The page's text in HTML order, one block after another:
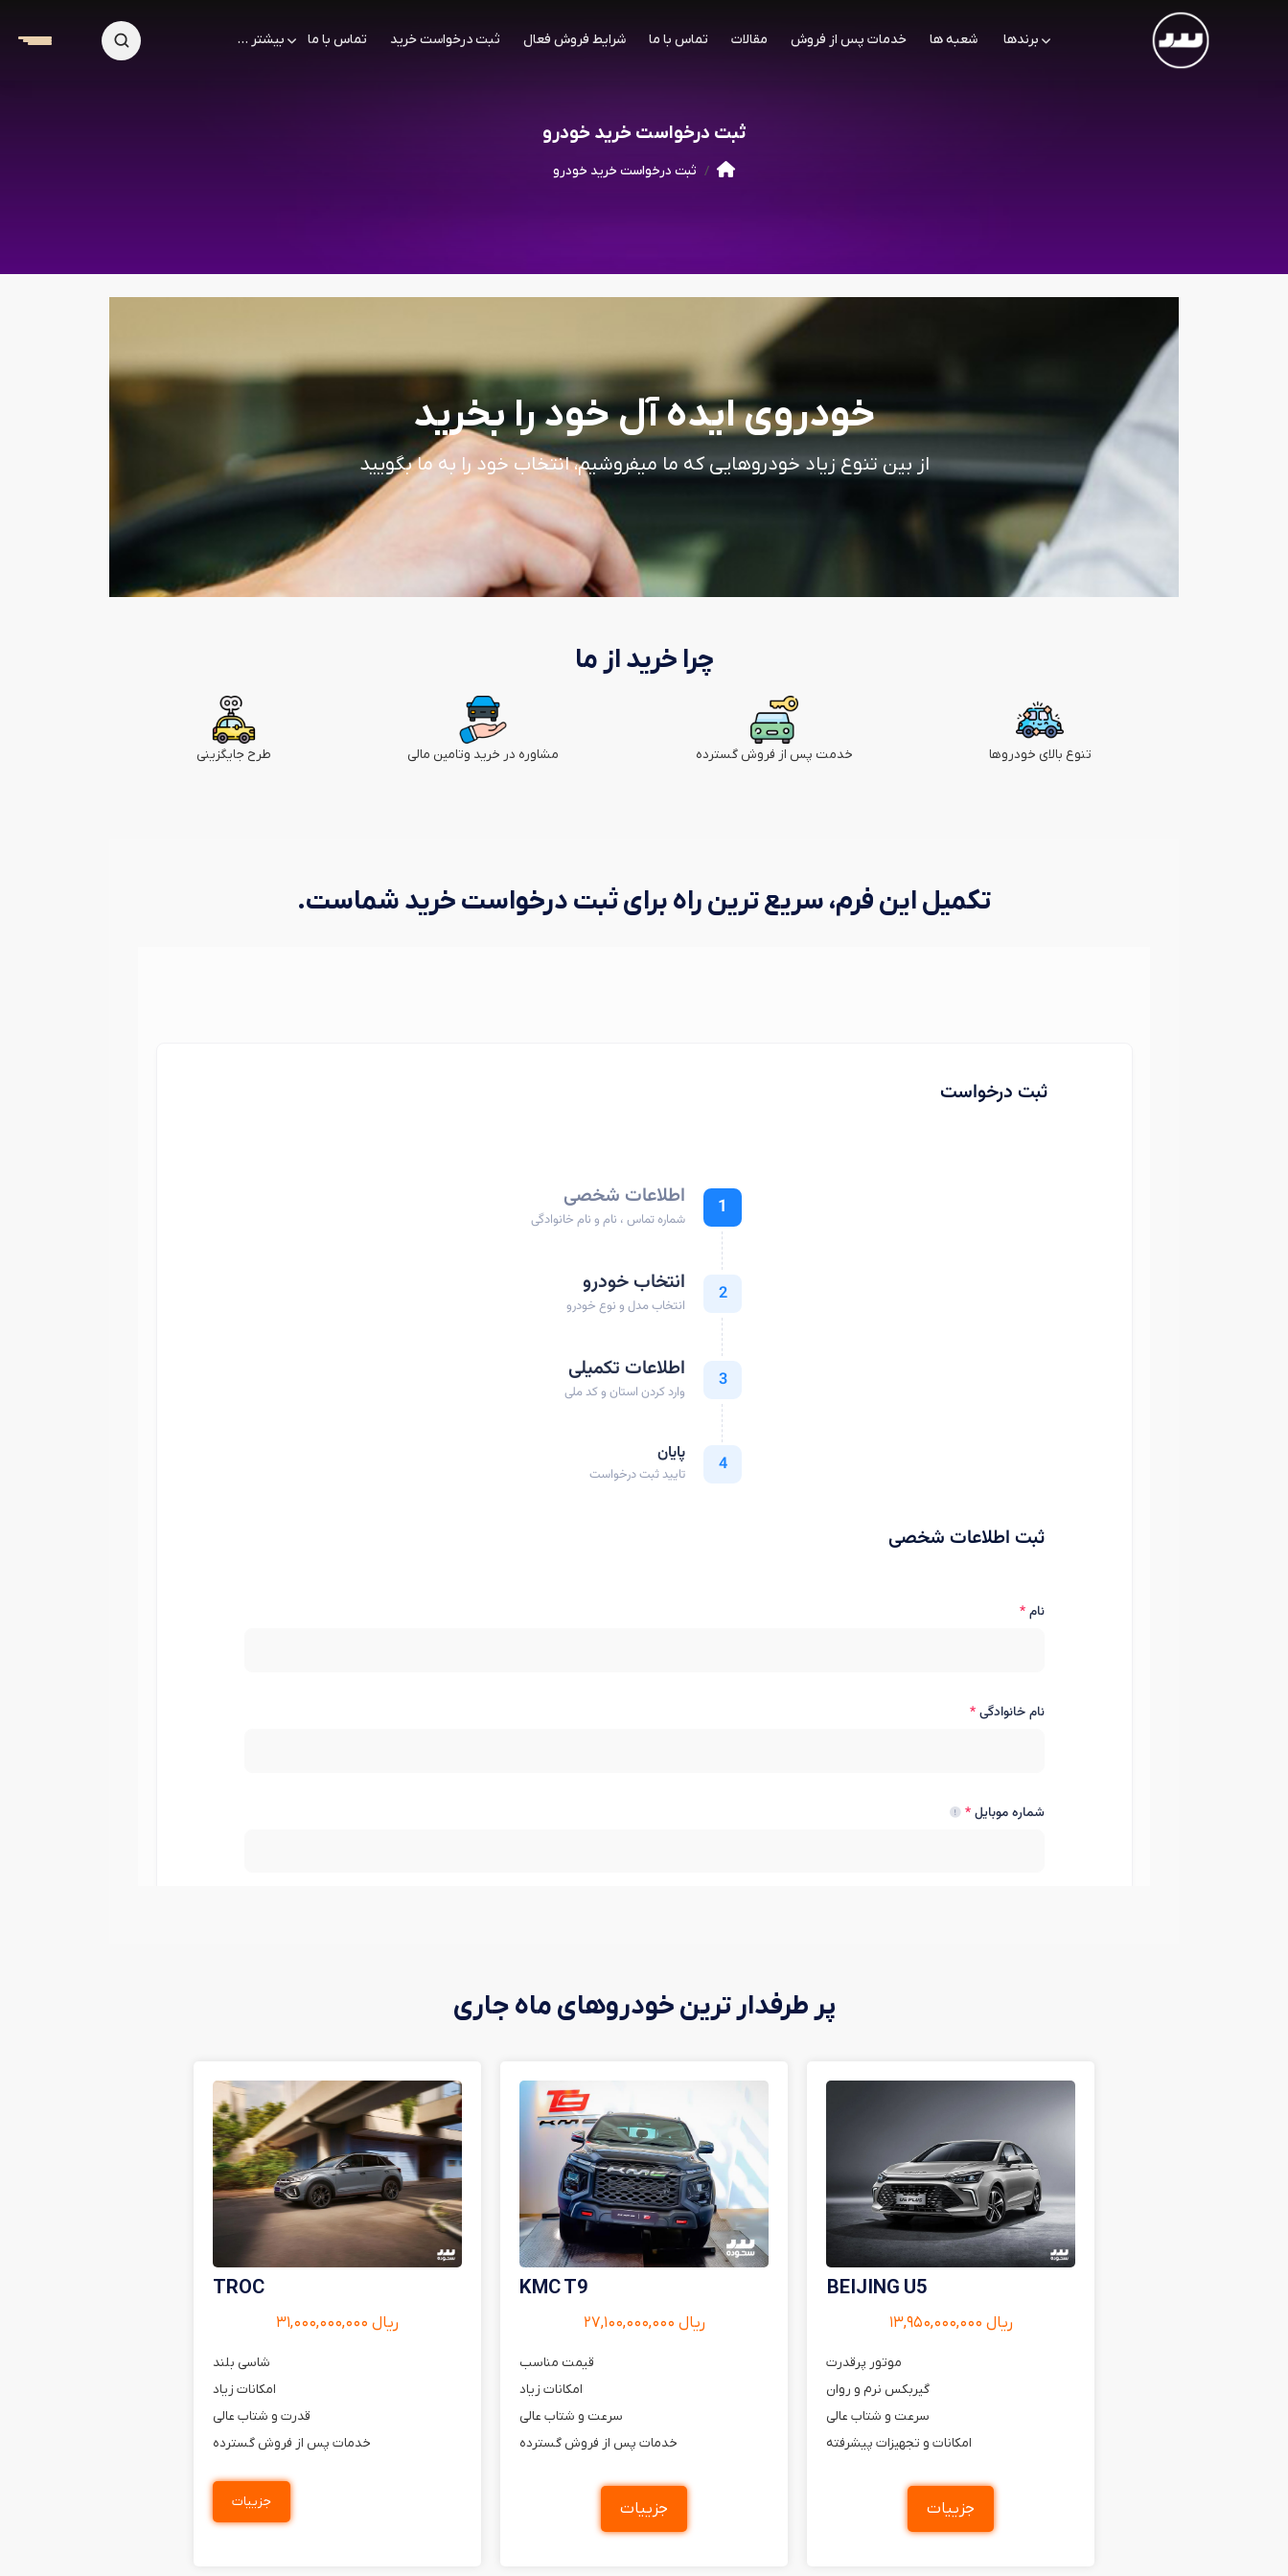
برندها شعبه ها خدمات پس از فروش مقالات تماس با ما شرایط فروش فعال ثبت درخواست خرید تماس با ما بیشتر ...
ثبت درخواست خرید خودرو
ثبت درخواست خرید خودرو
خودروی ایده آل خود را بخرید
از بین تنوع زیاد خودروهایی که ما میفروشیم، انتخاب خود را به ما بگویید
چرا خرید از ما
تنوع بالای خودروها خدمت پس از فروش گسترده مشاوره در خرید وتامین مالی طرح جایگزینی
تکمیل این فرم، سریع ترین راه برای ثبت درخواست خرید شماست.
پر طرفدار ترین خودروهای ماه جاری
BEIJING U5
ریال ۱۳,۹۵۰,۰۰۰,۰۰۰
موتور پرقدرت
گیربکس نرم و روان
سرعت و شتاب عالی
امکانات و تجهیزات پیشرفته
جزییات
KMC T9
ریال ۲۷,۱۰۰,۰۰۰,۰۰۰
قیمت مناسب
امکانات زیاد
سرعت و شتاب عالی
خدمات پس از فروش گسترده
جزییات
TROC
ریال ۳۱,۰۰۰,۰۰۰,۰۰۰
شاسی بلند
امکانات زیاد
قدرت و شتاب عالی
خدمات پس از فروش گسترده
جزییات